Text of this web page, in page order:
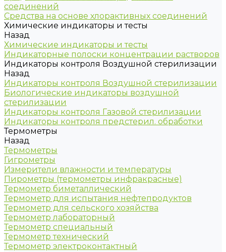
соединений
Средства на основе хлорактивных соединений
Химические индикаторы и тесты
Назад
Химические индикаторы и тесты
Индикаторные полоски концентрации растворов
Индикаторы контроля Воздушной стерилизации
Назад
Индикаторы контроля Воздушной стерилизации
Биологические индикаторы воздушной
стерилизации
Индикаторы контроля Газовой стерилизации
Индикаторы контроля предстерил. обработки
Термометры
Назад
Термометры
Гигрометры
Измерители влажности и температуры
Пирометры (термометры инфракрасные)
Термометр биметаллический
Термометр для испытания нефтепродуктов
Термометр для сельского хозяйства
Термометр лабораторный
Термометр специальный
Термометр технический
Термометр электроконтактный